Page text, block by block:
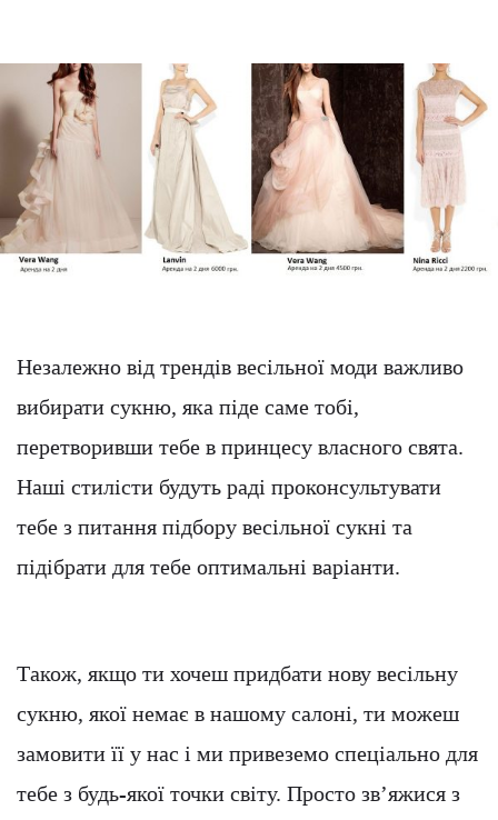
Незалежно від трендів весільної моди важливо
вибирати сукню, яка піде саме тобі,
перетворивши тебе в принцесу власного свята.
Наші стилісти будуть раді проконсультувати
тебе з питання підбору весільної сукні та
підібрати для тебе оптимальні варіанти.
Також, якщо ти хочеш придбати нову весільну
сукню, якої немає в нашому салоні, ти можеш
замовити її у нас і ми привеземо спеціально для
тебе з будь-якої точки світу. Просто зв’яжися з